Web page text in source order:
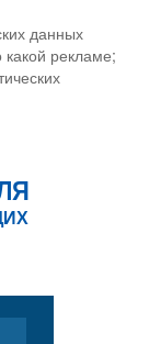
данных
рекламе;